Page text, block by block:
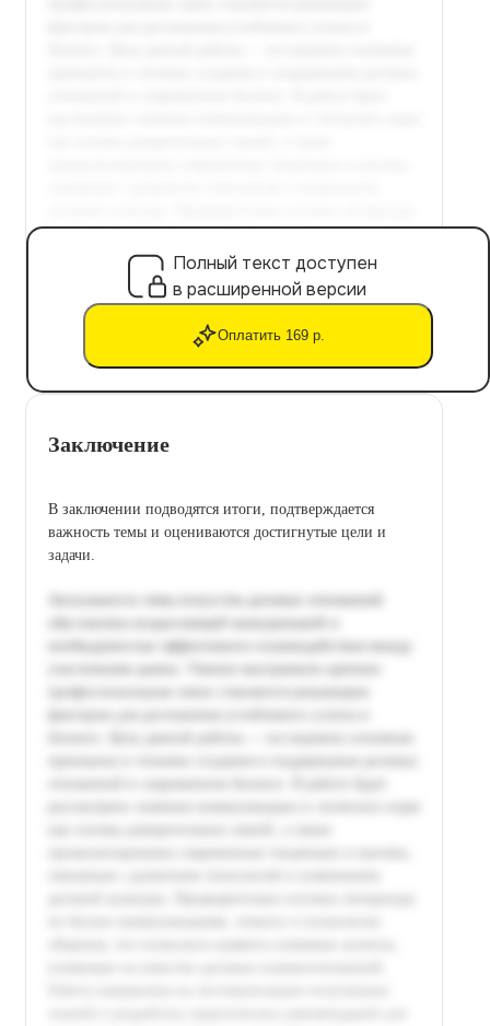
Полный текст доступен
в расширенной версии
Оплатить 169 р.
Заключение
В заключении подводятся итоги, подтверждается
важность темы и оцениваются достигнутые цели и
задачи.